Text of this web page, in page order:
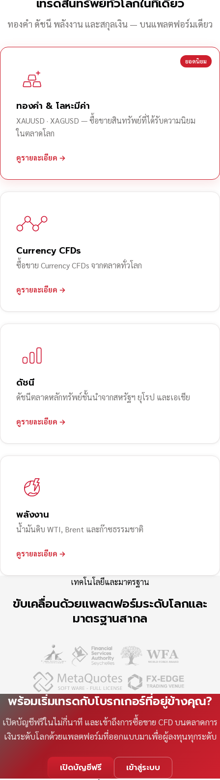
ทองคำ ดัชนี พลังงาน และสกุลเงิน — บนแพลตฟอร์มเดียว
ยอดนิยม
ทองคำ & โลหะมีค่า
XAUUSD · XAGUSD — ซื้อขายสินทรัพย์ที่ได้รับความนิยม
ในตลาดโลก
ดูรายละเอียด →
Currency CFDs
ซื้อขาย Currency CFDs จากตลาดทั่วโลก
ดูรายละเอียด →
ดัชนี
ดัชนีตลาดหลักทรัพย์ชั้นนำจากสหรัฐฯ ยุโรป และเอเชีย
ดูรายละเอียด →
พลังงาน
น้ำมันดิบ WTI, Brent และก๊าซธรรมชาติ
ดูรายละเอียด →
เทคโนโลยีและมาตรฐาน
ขับเคลื่อนด้วยแพลตฟอร์มระดับโลกและ
มาตรฐานสากล
พร้อมเริ่มเทรดกับโบรกเกอร์ที่อยู่ข้างคุณ?
เปิดบัญชีฟรีในไม่กี่นาที และเข้าถึงการซื้อขาย CFD บนตลาดการ
เงินระดับโลกด้วยแพลตฟอร์มที่ออกแบบมาเพื่อผู้ลงทุนทุกระดับ
เปิดบัญชีฟรี เข้าสู่ระบบ